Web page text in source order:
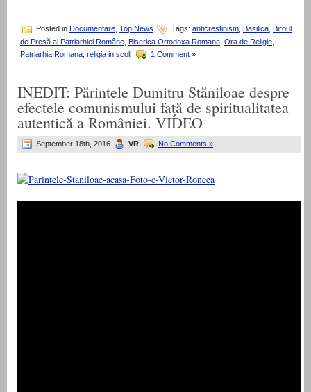
Posted in Documentare Top News Tags: anticrestinism Basilica
Biroul
de Presă al Patriarhiei Române, Biserica Ortodoxa Romana, Ora de Religie,
Patriarhia Romana religia in scoli 1 Comment »
INEDIT: Părintele Dumitru Stăniloae despre
efectele comunismului faţă de spiritualitatea
autentică a României. VIDEO
September 18th, 2016 VR No Comments »